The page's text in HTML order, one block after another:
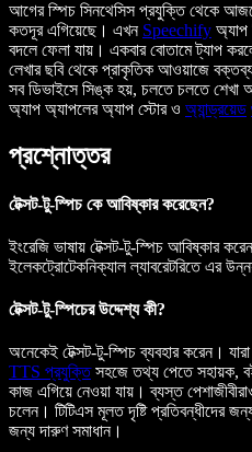
আগের স্পিচ সিনথেসিস প্রযুক্তি থেকে
কতদূর এগিয়েছে। এখন Speechify অ্যাপ
বদলে ফেলা যায়। একবার বোতামে ট্যাপ
লেখার ছবি থেকে প্রাকৃতিক আওয়াজে
সব ডিভাইসে সিঙ্ক হয়, চলতে চলতে
অ্যাপ অ্যাপলের অ্যাপ স্টোর ও অ্যান্ড্রয়েড
প্রশ্নোত্তর
টেক্সট-টু-স্পিচ কে আবিষ্কার করেছেন?
ইংরেজি ভাষায় টেক্সট-টু-স্পিচ আবিষ্কার
ইলেকট্রোটেকনিক্যাল ল্যাবরেটরিতে এর
টেক্সট-টু-স্পিচের উদ্দেশ্য কী?
অনেকেই টেক্সট-টু-স্পিচ ব্যবহার করেন।
TTS প্রযুক্তিসহজে তথ্য পেতে সহায়ক,
কাজ এগিয়ে নেওয়া যায়। ব্যস্ত
চলেন। টিটিএস মূলত দৃষ্টি প্রতিবন্ধীদের
জন্য দারুণ সমাধান।